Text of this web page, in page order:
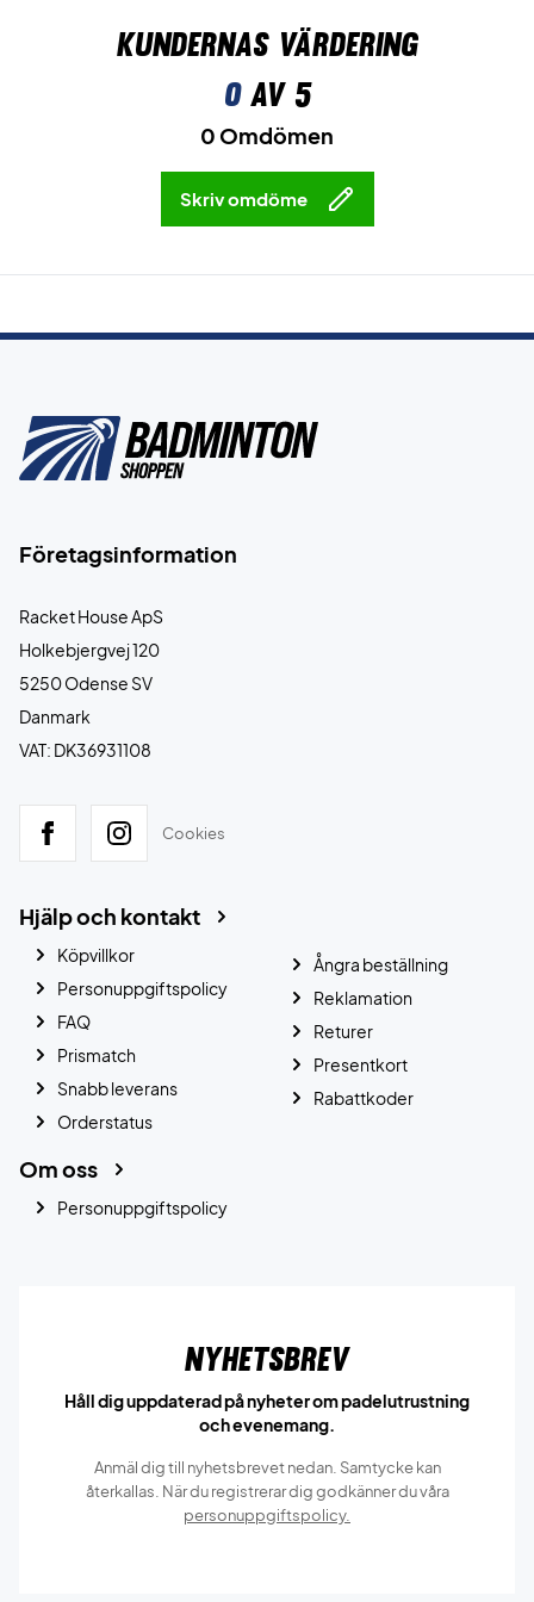
Kundernas värdering
0av 5
0 Omdömen
Skriv omdöme
Företagsinformation
Racket House ApS
Holkebjergvej 120
5250 Odense SV
Danmark
VAT: DK36931108
Cookies
Hjälp och kontakt
Köpvillkor
Personuppgiftspolicy
FAQ
Prismatch
Snabb leverans
Orderstatus
Ångra beställning
Reklamation
Returer
Presentkort
Rabattkoder
Om oss
Personuppgiftspolicy
Nyhetsbrev
Håll dig uppdaterad på nyheter om padelutrustning
och evenemang.
Anmäl dig till nyhetsbrevet nedan. Samtycke kan
återkallas. När du registrerar dig godkänner du våra
personuppgiftspolicy.